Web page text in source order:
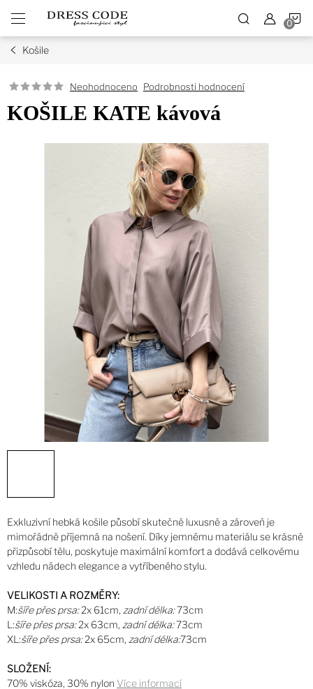
obsah
Košile
Neohodnoceno Podrobnosti hodnocení
KOŠILE KATE kávová
Exkluzivní hebká košile působí skutečně luxusně a zároveň je
mimořádně příjemná na nošení. Díky jemnému materiálu se krásně
přizpůsobí tělu, poskytuje maximální komfort a dodává celkovému
vzhledu nádech elegance a vytříbeného stylu.
VELIKOSTI A ROZMĚRY:
M:šíře přes prsa:2x 61cm, zadní délka:73cm
L:šíře přes prsa:2x 63cm, zadní délka:73cm
XL:šíře přes prsa:2x 65cm, zadní délka:73cm
SLOŽENÍ:
70% viskóza, 30% nylon Více informací